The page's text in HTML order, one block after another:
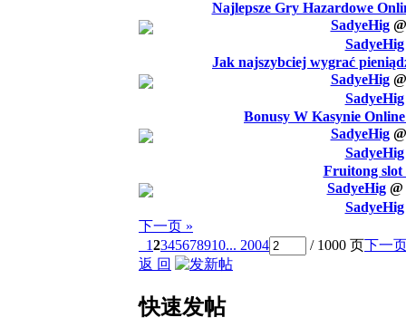
Najlepsze Gry Hazardowe
SadyeHig
SadyeHig
Jak najszybciej wygrać
SadyeHig
SadyeHig
Bonusy W Kasynie
SadyeHig
SadyeHig
Fruitong slot
SadyeHig @
SadyeHig
下一页 »
12345678910... 2004 / 1000 页下一
返 回
快速发帖